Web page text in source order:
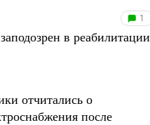
1
в реабилитации
отчитались о
после